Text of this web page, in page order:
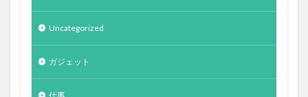
Uncategorized
ガジェット